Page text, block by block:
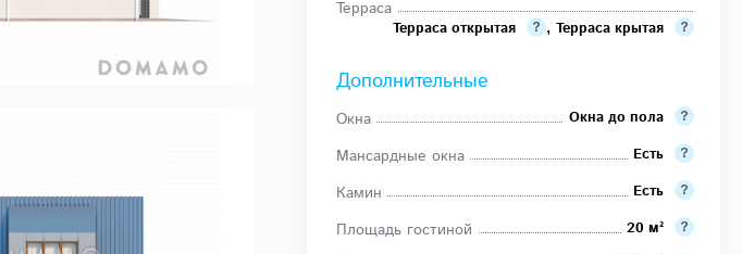
Терраса
Терраса открытая , Терраса крытая
Дополнительные
Окна Окна до пола
Мансардные окна Есть
Камин Есть
Площадь гостиной 20 м²